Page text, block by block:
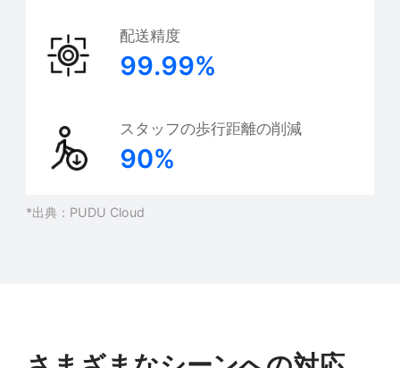
配送精度
99.99%
スタッフの歩行距離の削減
90%
*出典：PUDU Cloud